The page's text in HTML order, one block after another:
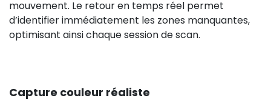
mouvement. Le retour en temps réel permet
d’identifier immédiatement les zones manquantes,
optimisant ainsi chaque session de scan.
Capture couleur réaliste